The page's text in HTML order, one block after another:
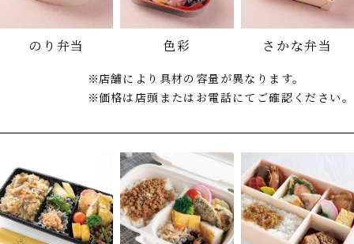
のり弁当 色彩 さかな弁当
店舗により具材の容量が異なります。
価格は店頭またはお電話にてご確認ください。